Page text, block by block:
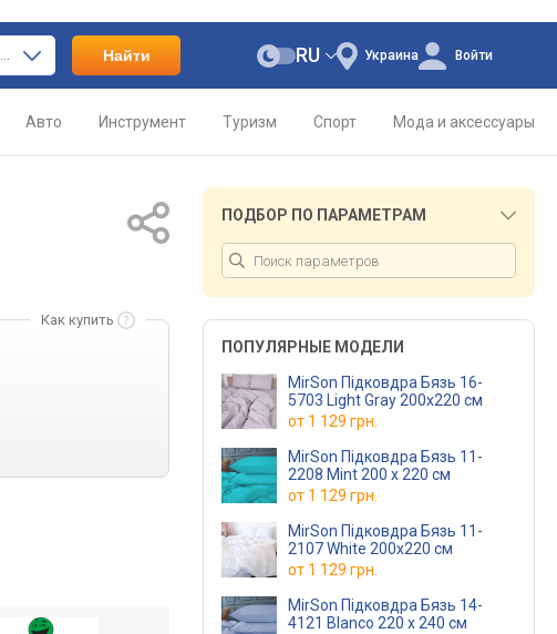
только постельное белье Найти Украина
RU Войти
Авто Инструмент Туризм Спорт Мода и аксессуары
Как купить
ПОДБОР ПО ПАРАМЕТРАМ
ПОПУЛЯРНЫЕ МОДЕЛИ
MirSon Підковдра Бязь 16-
5703 Light Gray 200x220 см
от 1 129 грн.
MirSon Підковдра Бязь 11-
2208 Mint 200 x 220 см
от 1 129 грн.
MirSon Підковдра Бязь 11-
2107 White 200x220 см
от 1 129 грн.
MirSon Підковдра Бязь 14-
4121 Blanco 220 x 240 см